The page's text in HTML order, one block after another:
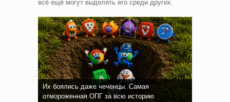
всё ещё могут выделять его среди других.
Их боялись даже чеченцы. Самая
отмороженная ОПГ за всю историю